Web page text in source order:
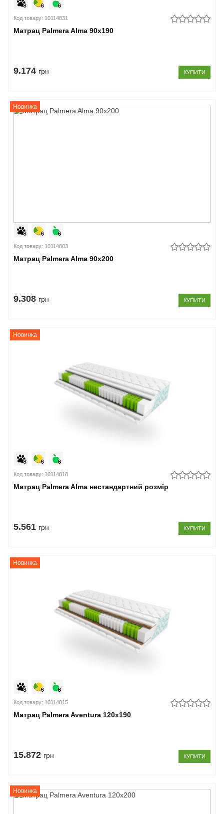
Код товару: 10114831
Матрац Palmera Alma 90x190
9.174 грн КУПИТИ
Новинка
Код товару: 10114803
Матрац Palmera Alma 90x200
9.308 грн КУПИТИ
Новинка
Код товару: 10114818
Матрац Palmera Alma нестандартний розмір
5.561 грн КУПИТИ
Новинка
Код товару: 10114815
Матрац Palmera Aventura 120x190
15.872 грн КУПИТИ
Новинка